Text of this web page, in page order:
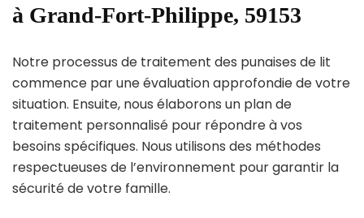
à Grand-Fort-Philippe, 59153
Notre processus de traitement des punaises de lit
commence par une évaluation approfondie de votre
situation. Ensuite, nous élaborons un plan de
traitement personnalisé pour répondre à vos
besoins spécifiques. Nous utilisons des méthodes
respectueuses de l’environnement pour garantir la
sécurité de votre famille.